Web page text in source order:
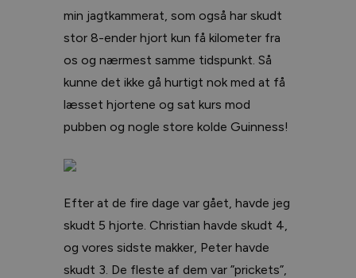
min jagtkammerat, som også har skudt
stor 8-ender hjort kun få kilometer fra
os og nærmest samme tidspunkt. Så
kunne det ikke gå hurtigt nok med at få
læsset hjortene og sat kurs mod
pubben og nogle store kolde Guinness!
Efter at de fire dage var gået, havde jeg
skudt 5 hjorte. Christian havde skudt 4,
og vores sidste makker, Peter havde
skudt 3. De fleste af dem var ”prickets”,